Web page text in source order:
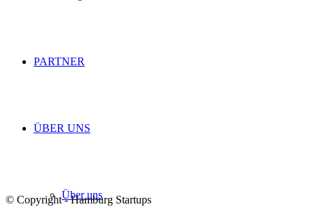
PARTNER
ÜBER UNS
Über uns
© Copyright - Hamburg Startups